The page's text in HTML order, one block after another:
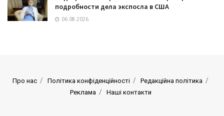
подробности дела экспосла в США
06.08.2026
Про нас Політика конфіденційності
Редакційна політика
Реклама
Наші контакти